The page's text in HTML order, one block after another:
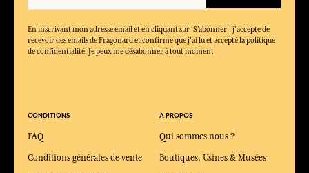
En inscrivant mon adresse email et en cliquant sur ‘S’abonner’, j'accepte de
recevoir des emails de Fragonard et confirme que j'ai lu et accepté la politique
de confidentialité. Je peux me désabonner à tout moment.
CONDITIONS
FAQ
Conditions générales de vente
A PROPOS
Qui sommes nous ?
Boutiques, Usines & Musées